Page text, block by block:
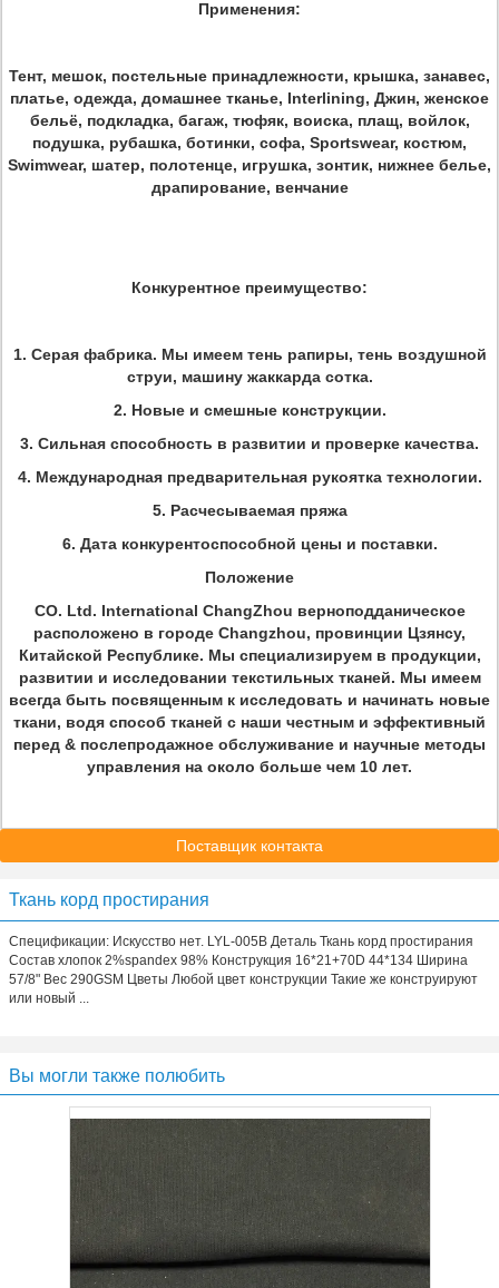
Применения:
Тент, мешок, постельные принадлежности, крышка, занавес,
платье, одежда, домашнее тканье, Interlining, Джин, женское
бельё, подкладка, багаж, тюфяк, воиска, плащ, войлок,
подушка, рубашка, ботинки, софа, Sportswear, костюм,
Swimwear, шатер, полотенце, игрушка, зонтик, нижнее белье,
драпирование, венчание
Конкурентное преимущество:
1. Серая фабрика. Мы имеем тень рапиры, тень воздушной
струи, машину жаккарда сотка.
2. Новые и смешные конструкции.
3. Сильная способность в развитии и проверке качества.
4. Международная предварительная рукоятка технологии.
5. Расчесываемая пряжа
6. Дата конкурентоспособной цены и поставки.
Положение
CO. Ltd. International ChangZhou верноподданическое
расположено в городе Changzhou, провинции Цзянсу,
Китайской Республике. Мы специализируем в продукции,
развитии и исследовании текстильных тканей. Мы имеем
всегда быть посвященным к исследовать и начинать новые
ткани, водя способ тканей с наши честным и эффективный
перед & послепродажное обслуживание и научные методы
управления на около больше чем 10 лет.
Поставщик контакта
Ткань корд простирания
Спецификации: Искусство нет. LYL-005B Деталь Ткань корд простирания
Состав хлопок 2%spandex 98% Конструкция 16*21+70D 44*134 Ширина
57/8" Вес 290GSM Цветы Любой цвет конструкции Такие же конструируют
или новый ...
Вы могли также полюбить